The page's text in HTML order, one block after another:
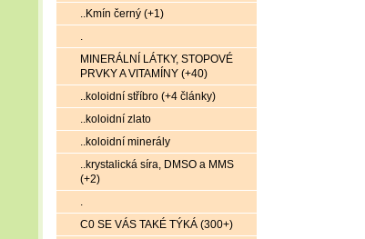
..Kmín černý (+1)
.
MINERÁLNÍ LÁTKY, STOPOVÉ
PRVKY A VITAMÍNY (+40)
..koloidní stříbro (+4 články)
..koloidní zlato
..koloidní minerály
..krystalická síra, DMSO a MMS
(+2)
.
C0 SE VÁS TAKÉ TÝKÁ (300+)